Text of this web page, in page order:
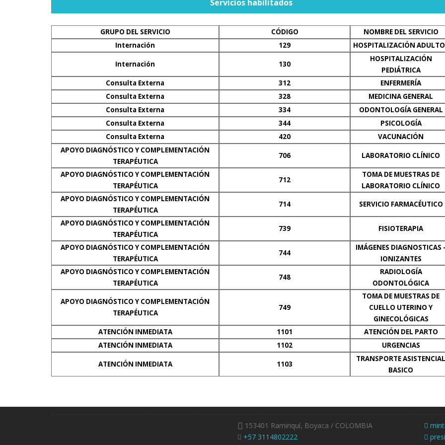
Servicios habilitados
GRUPO DEL SERVICIO CÓDIGO
NOMBRE DEL SERVICIO
Internación
129 HOSPITALIZACIÓN
Internación 130
HOSPITALIZACIÓN
PEDIÁTRICA
Consulta Externa
312
ENFERMERÍA
Consulta Externa
328
MEDICINA GENERAL
Consulta Externa
334
ODONTOLOGÍA GENERAL
Consulta Externa
344
PSICOLOGÍA
Consulta Externa
420
VACUNACIÓN
APOYO DIAGNÓSTICO Y COMPLEMENTACIÓN
TERAPÉUTICA
706 LABORATORIO CLÍNICO
APOYO DIAGNÓSTICO Y COMPLEMENTACIÓN
TERAPÉUTICA
712
TOMA DE MUESTRAS DE
LABORATORIO CLÍNICO
APOYO DIAGNÓSTICO Y COMPLEMENTACIÓN
TERAPÉUTICA
714 SERVICIO FARMACÉUTICO
APOYO DIAGNÓSTICO Y COMPLEMENTACIÓN
TERAPÉUTICA
739 FISIOTERAPIA
APOYO DIAGNÓSTICO Y COMPLEMENTACIÓN
TERAPÉUTICA
744
IMÁGENES DIAGNOSTICAS
IONIZANTES
APOYO DIAGNÓSTICO Y COMPLEMENTACIÓN
TERAPÉUTICA
748
RADIOLOGÍA
ODONTOLÓGICA
APOYO DIAGNÓSTICO Y COMPLEMENTACIÓN
TERAPÉUTICA
749
TOMA DE MUESTRAS DE
CUELLO UTERINO Y
GINECOLÓGICAS
ATENCIÓN INMEDIATA
1101
ATENCIÓN DEL PARTO
ATENCIÓN INMEDIATA
1102 URGENCIAS
ATENCIÓN INMEDIATA 1103
TRANSPORTE
BASICO
153401 Ramiriquí, Boyaca / COLOMBIA
+57 3114802222